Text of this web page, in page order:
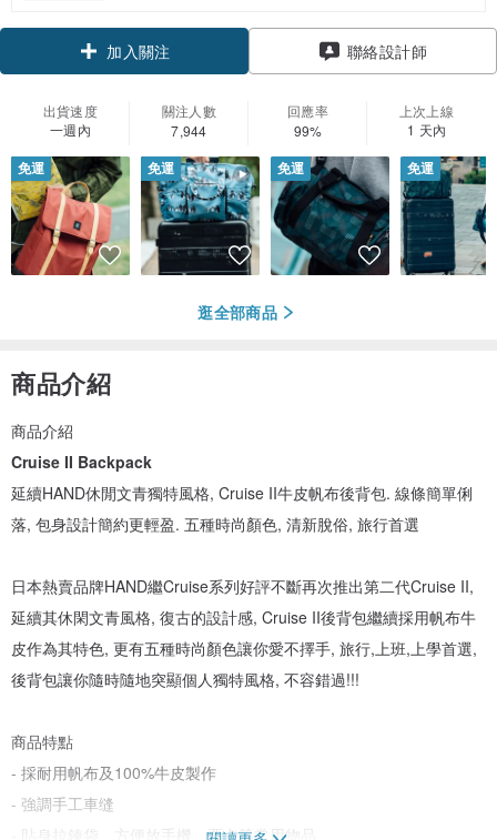
加入關注 聯絡設計師
出貨速度
一週內
關注人數
7,944
回應率
99%
上次上線
1 天內
免運 免運 免運 免運
逛全部商品
商品介紹
商品介紹
Cruise II Backpack
延續HAND休閒文青獨特風格, Cruise II牛皮帆布後背包. 線條簡單俐
落, 包身設計簡約更輕盈. 五種時尚顏色, 清新脫俗, 旅行首選
日本熱賣品牌HAND繼Cruise系列好評不斷再次推出第二代Cruise II,
延續其休閑文青風格, 復古的設計感, Cruise II後背包繼續採用帆布牛
皮作為其特色, 更有五種時尚顏色讓你愛不擇手, 旅行,上班,上學首選,
後背包讓你隨時隨地突顯個人獨特風格, 不容錯過!!!
商品特點
- 採耐用帆布及100%牛皮製作
- 強調手工車缝
- 貼身拉鍊袋，方便放手機、票卡等常用物品